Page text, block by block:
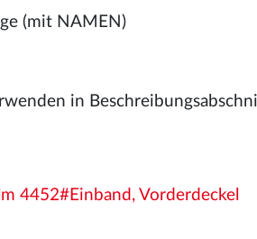
(mit NAMEN)
in
4452#Einband, Vorderdeckel